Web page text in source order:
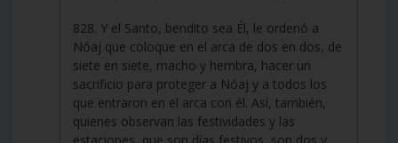
828. Y el Santo, bendito sea Él, le ordenó a
Nóaj que coloque en el arca de dos en dos, de
siete en siete, macho y hembra, hacer un
sacrificio para proteger a Nóaj y a todos los
que entraron en el arca con él. Así, también,
quienes observan las festividades y las